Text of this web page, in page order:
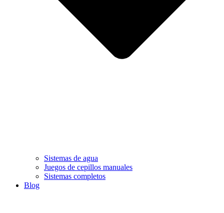
Sistemas de agua
Juegos de cepillos manuales
Sistemas completos
Blog